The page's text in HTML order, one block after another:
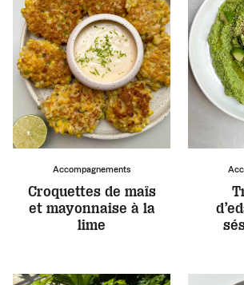
Accompagnements
Croquettes de maïs
et mayonnaise à la
lime